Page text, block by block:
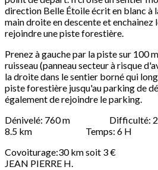
direction Belle Étoile écrit en blanc à
main droite en descente et enchainez
rejoindre une piste forestière.
Prenez à gauche par la piste sur 100
ruisseau (panneau secteur à risque
la droite dans le sentier borné qui
piste forestière jusqu'au parking de
également de rejoindre le parking.
Dénivelé: 760 m
8.5 km Temps: 6 H
Covoiturage:30 km soit 3 €
JEAN PIERRE H.